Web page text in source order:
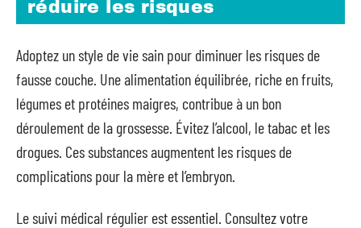
réduire les risques
Adoptez un style de vie sain pour diminuer les risques de
fausse couche. Une alimentation équilibrée, riche en fruits,
légumes et protéines maigres, contribue à un bon
déroulement de la grossesse. Évitez l’alcool, le tabac et les
drogues. Ces substances augmentent les risques de
complications pour la mère et l’embryon.
Le suivi médical régulier est essentiel. Consultez votre